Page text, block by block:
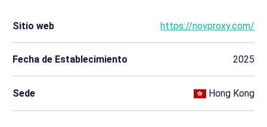
Sitio web https://novproxy.com/
Fecha de Establecimiento 2025
Sede Hong Kong